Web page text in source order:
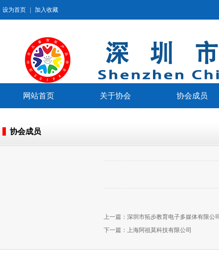
设为首页 加入收藏
网站首页 关于协会 协会成员
协会成员
上一篇： 深圳市拓步教育电子多媒体有限公
下一篇： 上海阿祖莫科技有限公司